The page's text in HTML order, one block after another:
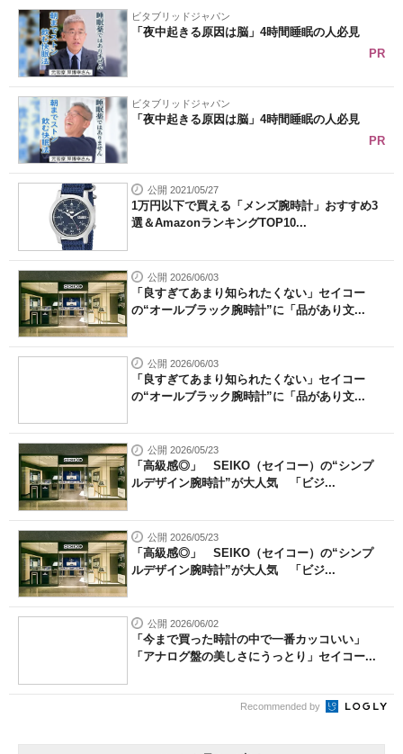
モノづくり技術者専門サイト
エレクトロニクス専門サイト
電子設計の基本と応用
エネルギーの専門メディア
ちょっと気になるネットの話題
ビタブリッドジャパン
「夜中起きる原因は脳」4時間睡眠の人必見
PR
ビタブリッドジャパン
「夜中起きる原因は脳」4時間睡眠の人必見
PR
公開 2021/05/27
1万円以下で買える「メンズ腕時計」おすすめ3
選＆AmazonランキングTOP10...
公開 2026/06/03
「良すぎてあまり知られたくない」セイコー
の“オールブラック腕時計”に「品があり文...
公開 2026/06/03
「良すぎてあまり知られたくない」セイコー
の“オールブラック腕時計”に「品があり文...
公開 2026/05/23
「高級感◎」 SEIKO（セイコー）の“シンプ
ルデザイン腕時計”が大人気 「ビジ...
公開 2026/05/23
「高級感◎」 SEIKO（セイコー）の“シンプ
ルデザイン腕時計”が大人気 「ビジ...
公開 2026/06/02
「今まで買った時計の中で一番カッコいい」
「アナログ盤の美しさにうっとり」セイコー...
Recommended by